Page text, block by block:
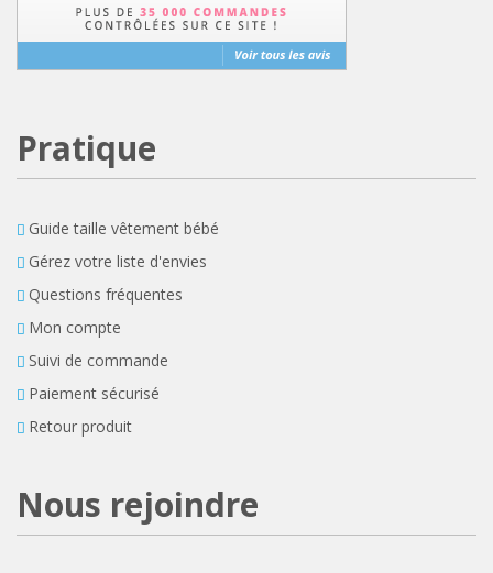
Pratique
Guide taille vêtement bébé
Gérez votre liste d'envies
Questions fréquentes
Mon compte
Suivi de commande
Paiement sécurisé
Retour produit
Nous rejoindre